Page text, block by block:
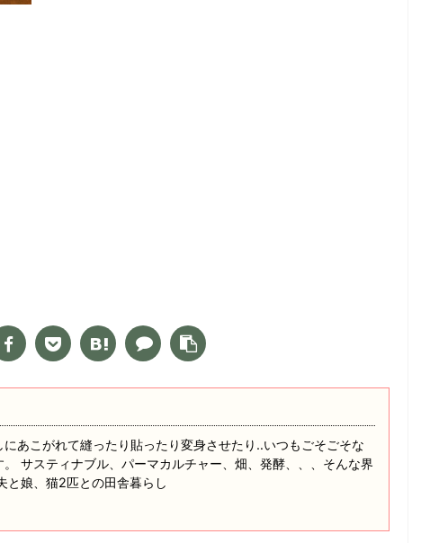
あこがれて縫ったり貼ったり変身させたり‥いつもごそごそな
サスティナブル、パーマカルチャー、畑、発酵、、、そんな界
と娘、猫2匹との田舎暮らし